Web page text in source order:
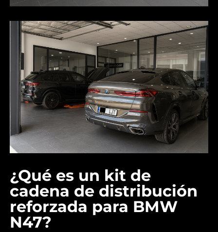
¿Qué es un kit de
cadena de distribución
reforzada para BMW
N47?